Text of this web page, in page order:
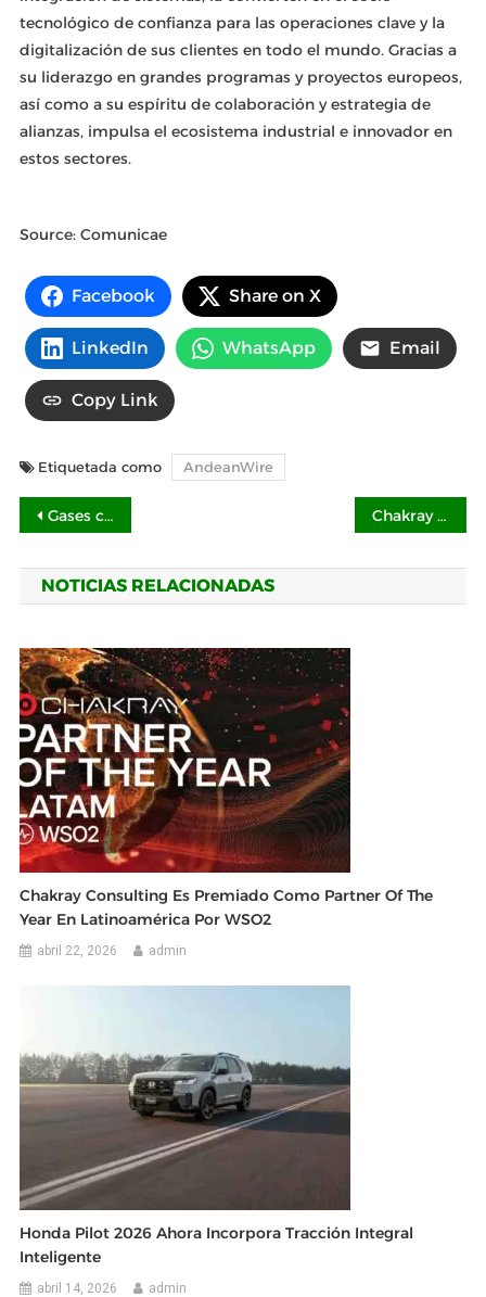
tecnológico de confianza para las operaciones clave y la
digitalización de sus clientes en todo el mundo. Gracias a
su liderazgo en grandes programas y proyectos europeos,
así como a su espíritu de colaboración y estrategia de
alianzas, impulsa el ecosistema industrial e innovador en
estos sectores.
Source: Comunicae
Facebook Share on X
LinkedIn WhatsApp Email
Copy Link
Etiquetada como AndeanWire
Navegación
de
entradas
Gases contaminantes en CDMX generará un impuesto para las empresas por De la Paz, Costemalle DFK Chakray Consulting fortalece su liderazgo en Latinoamérica como consultora experta en integración
NOTICIAS RELACIONADAS
Chakray Consulting Es Premiado Como Partner Of The
Year En Latinoamérica Por WSO2
abril 22, 2026 admin
Honda Pilot 2026 Ahora Incorpora Tracción Integral
Inteligente
abril 14, 2026 admin